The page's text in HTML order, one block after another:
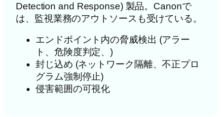
Detection and Response) 製品。Canonで
は、監視業務のアウトソースも受けている。
エンドポイント内の脅威検出 (アラー
ト、危険度判定、)
封じ込め (ネットワーク隔離、不正プロ
グラム強制停止)
侵害範囲の可視化